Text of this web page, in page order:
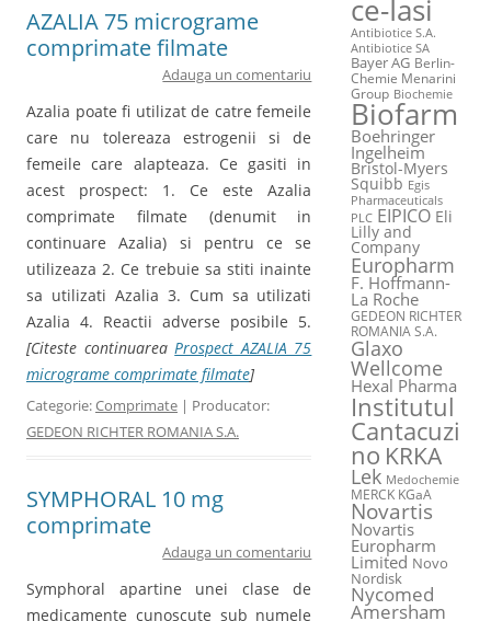
AZALIA 75 micrograme
comprimate filmate
Adauga un comentariu
Azalia poate fi utilizat de catre femeile
care nu tolereaza estrogenii si de
femeile care alapteaza. Ce gasiti in
acest prospect: 1. Ce este Azalia
comprimate filmate (denumit in
continuare Azalia) si pentru ce se
utilizeaza 2. Ce trebuie sa stiti inainte
sa utilizati Azalia 3. Cum sa utilizati
Azalia 4. Reactii adverse posibile 5.
[Citeste continuarea Prospect AZALIA 75
micrograme comprimate filmate]
Categorie:Comprimate | Producator:
GEDEON RICHTER ROMANIA S.A.
SYMPHORAL 10 mg
comprimate
Adauga un comentariu
Symphoral apartine unei clase de
medicamente cunoscute sub numele
ce-Iasi
Antibiotice S.A.
Antibiotice SA
Bayer AG Berlin-
Chemie Menarini
Group Biochemie
Biofarm
Boehringer
Ingelheim
Bristol-Myers
Squibb Egis
Pharmaceuticals
PLC EIPICO Eli
Lilly and
Company
Europharm
F. Hoffmann-
La Roche
GEDEON RICHTER
ROMANIA S.A.
Glaxo
Wellcome
Hexal Pharma
Institutul
Cantacuzi
no KRKA
Lek Medochemie
MERCK KGaA
Novartis
Novartis
Europharm
Limited Novo
Nordisk
Nycomed
Amersham